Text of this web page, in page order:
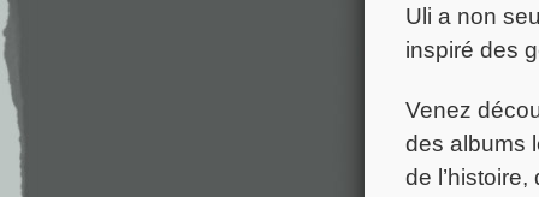
Uli a non
inspiré des
Venez
des albums
de